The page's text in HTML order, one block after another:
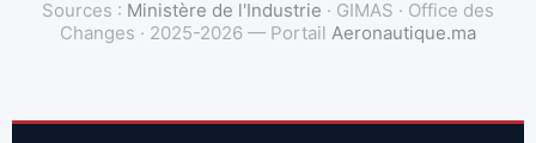
Sources : Ministère de l'Industrie · GIMAS · Office des
Changes · 2025-2026 — Portail Aeronautique.ma